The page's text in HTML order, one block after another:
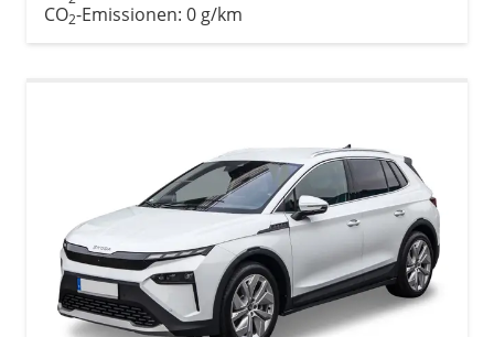
CO2-Emissionen: 0 g/km